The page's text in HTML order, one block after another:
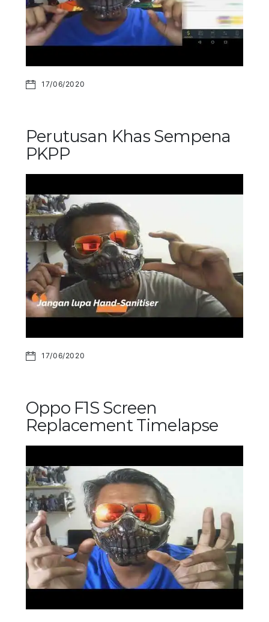
17/06/2020
Perutusan Khas Sempena
PKPP
17/06/2020
Oppo F1S Screen
Replacement Timelapse